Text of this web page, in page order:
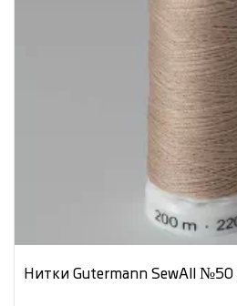
Нитки Gutermann SewAll